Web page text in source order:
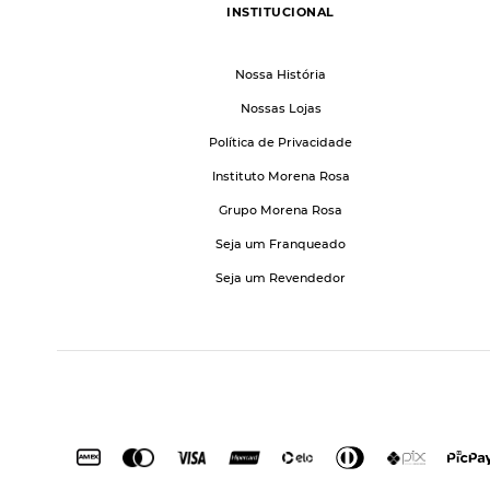
INSTITUCIONAL
Nossa História
Nossas Lojas
Política de Privacidade
Instituto Morena Rosa
Grupo Morena Rosa
Seja um Franqueado
Seja um Revendedor